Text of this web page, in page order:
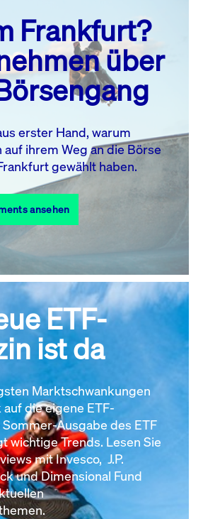
MI. DO. FR. SA. SO.
1
2
5 6 7 8
13 14
19 20 21 22
23
27 28
Alle Events
Frankfurt?
über
erster Hand, warum
ihrem Weg an die Börse
gewählt haben.
ansehen
ETF-
ist da
Marktschwankungen
die eigene ETF-
Ausgabe des ETF
wichtige Trends. Lesen Sie
mit Invesco, J.P.
und Dimensional Fund